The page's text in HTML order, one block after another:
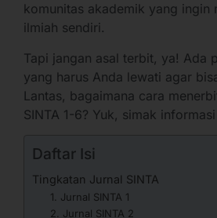
komunitas akademik yang ingin
ilmiah sendiri.
Tapi jangan asal terbit, ya! Ada
yang harus Anda lewati agar
Lantas, bagaimana cara
SINTA 1-6? Yuk, simak
Daftar Isi
Tingkatan Jurnal SINTA
1. Jurnal SINTA 1
2. Jurnal SINTA 2